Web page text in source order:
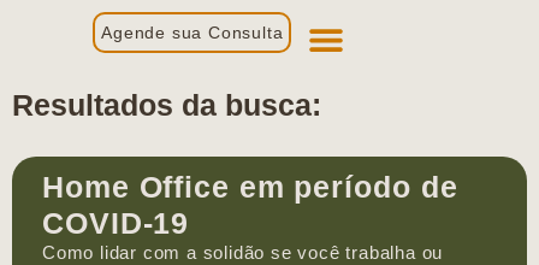
Agende sua Consulta
Resultados da busca:
Home Office em período de
COVID-19
Como lidar com a solidão se você trabalha ou